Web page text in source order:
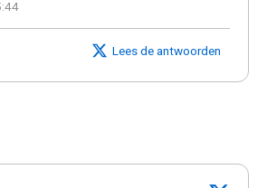
Lees de antwoorden